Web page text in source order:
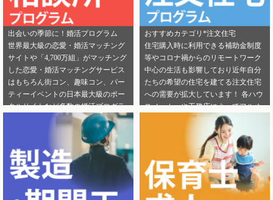
だくアフィリエイター様は 「お申込
みはこちら」からご登録時のプロフ
ィール欄に 「独占案件・独占条件の
お知らせ」を見たという旨をご入力
ください。 メディパートナーにご登
録いただいている アフィリエイター
様は「お問い合わせはこちら」から
ご連絡ください。
す！ ★ 新規でご登録いただくアフィ
リエイター様は 「お申込みはこち
ら」からご登録時のプロフィール欄
に 注目のカテゴリを見たという旨を
ご入力ください。 メディパートナー
にご登録いただいている アフィリエ
イター様は「お問い合わせはこち
ら」から ご連絡ください。
出会いの季節に！婚活プログラム
世界最大級の恋愛・婚活マッチング
サイトや「4,700万組」がマッチング
した恋愛・婚活マッチングサービス
はもちろん街コン、趣味コン、パー
ティーイベントの日本最大級のポー
タルサイトなど多数の婚活プログラ
ムを取り扱っております！ 新規でご
登録いただくアフィリエイター様は
「お申込みはこちら」からご登録時
のプロフィール欄に注目のカテゴリ
を見たという旨をご入力ください。
メディパートナーにご登録いただい
ているアフィリエイター様は「お問
おすすめカテゴリ*注文住宅
住宅購入時に利用できる補助金制度
等やコロナ禍からのリモートワーク
中心の生活も影響しており近年自分
たちの希望の住宅を建てる注文住宅
への需要が拡大しています！ 各ハウ
スメーカーや工務店によってフルオ
ーダー住宅・セミオーダー住宅など
様々な取扱いがありユーザーの好み
をくみ取って家づくりをサポ―トし
てくれます。 新規でご登録いただく
アフィリエイター様は「お申込みは
こちら」からご登録時のプロフィー
ル欄に注目のカテゴリを見たという